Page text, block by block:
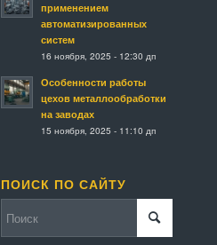
применением
автоматизированных
систем
16 ноября, 2025 - 12:30 дп
Особенности работы
цехов металлообработки
на заводах
15 ноября, 2025 - 11:10 дп
ПОИСК ПО САЙТУ